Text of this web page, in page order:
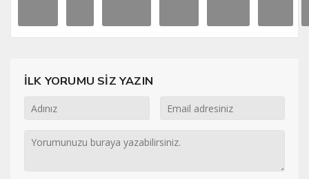
İLK YORUMU SİZ YAZIN